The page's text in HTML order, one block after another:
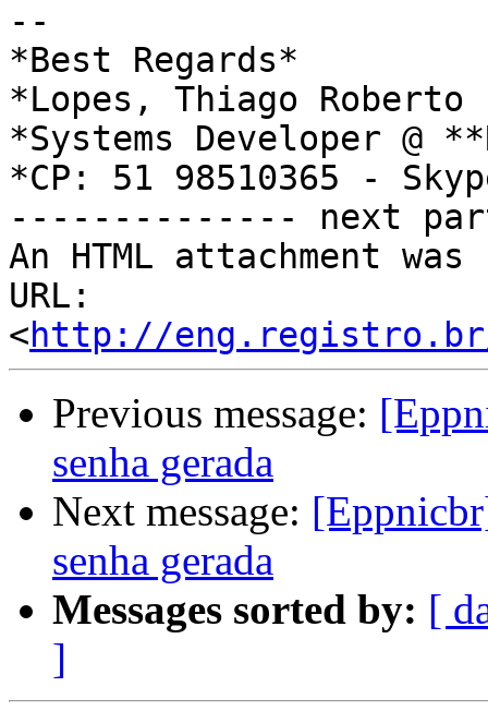
--
*Best Regards*
*Lopes, Thiago Roberto
*Systems Developer @
*CP: 51 98510365 -
-------------- next
An HTML attachment
URL:
<http://eng.registro.br/
Previous message:
senha gerada
Next message:
senha gerada
Messages sorted by: [
]